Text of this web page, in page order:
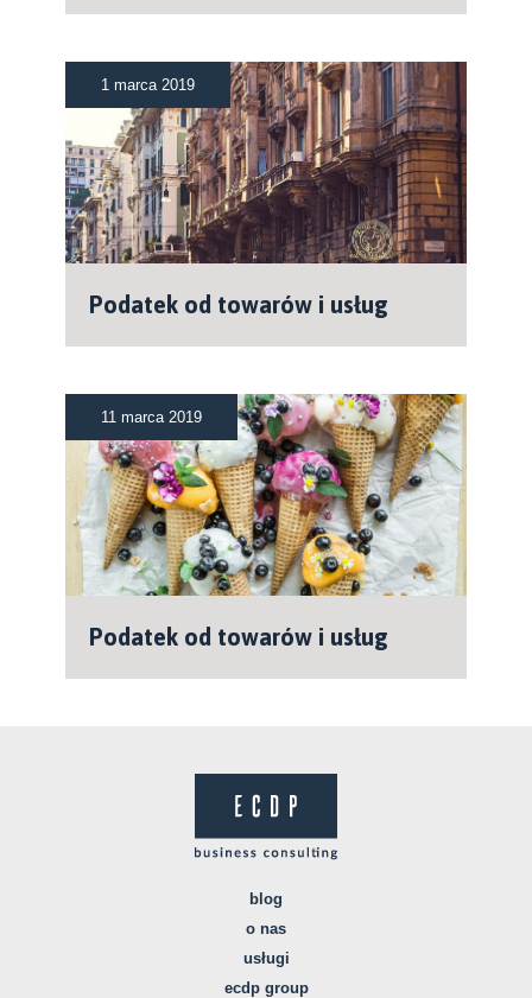
1 marca 2019
Podatek od towarów i usług
11 marca 2019
Podatek od towarów i usług
blog
o nas
usługi
ecdp group